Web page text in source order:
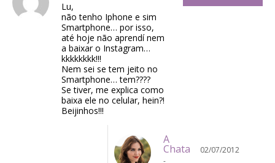
Lu,
não tenho Iphone e sim
Smartphone… por isso,
até hoje não aprendí nem
a baixar o Instagram…
kkkkkkkk!!!
Nem sei se tem jeito no
Smartphone… tem????
Se tiver, me explica como
baixa ele no celular, hein?!
Beijinhos!!!
A
Chata
02/07/2012